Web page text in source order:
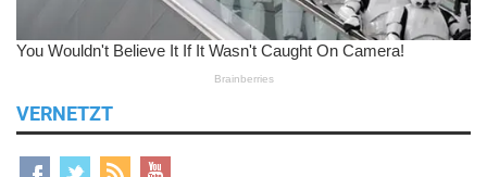
VERNETZT